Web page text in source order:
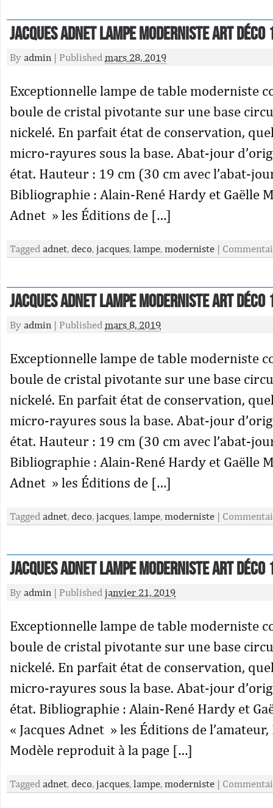
Jacques Adnet Lampe moderniste art déco
By admin | Published mars 28, 2019
Exceptionnelle lampe de table moderniste
boule de cristal pivotante sur une base
nickelé. En parfait état de conservation,
micro-rayures sous la base. Abat-jour
état. Hauteur : 19 cm (30 cm avec l’abat-
Bibliographie : Alain-René Hardy et Gaëlle
Adnet » les Éditions de […]
Tagged adnet, deco, jacques, lampe, moderniste |
Jacques Adnet Lampe moderniste art déco
By admin | Published mars 8, 2019
Exceptionnelle lampe de table moderniste
boule de cristal pivotante sur une base
nickelé. En parfait état de conservation,
micro-rayures sous la base. Abat-jour
état. Hauteur : 19 cm (30 cm avec l’abat-
Bibliographie : Alain-René Hardy et Gaëlle
Adnet » les Éditions de […]
Tagged adnet, deco, jacques, lampe, moderniste |
Jacques Adnet Lampe moderniste art déco
By admin | Published janvier 21, 2019
Exceptionnelle lampe de table moderniste
boule de cristal pivotante sur une base
nickelé. En parfait état de conservation,
micro-rayures sous la base. Abat-jour
état. Bibliographie : Alain-René Hardy et
« Jacques Adnet » les Éditions de
Modèle reproduit à la page […]
Tagged adnet, deco, jacques, lampe, moderniste |